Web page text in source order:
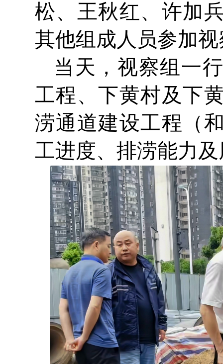
松、王秋红、许加
其他组成人员参加
当天，视察组一
工程、下黄村及下
涝通道建设工程（
工进度、排涝能力